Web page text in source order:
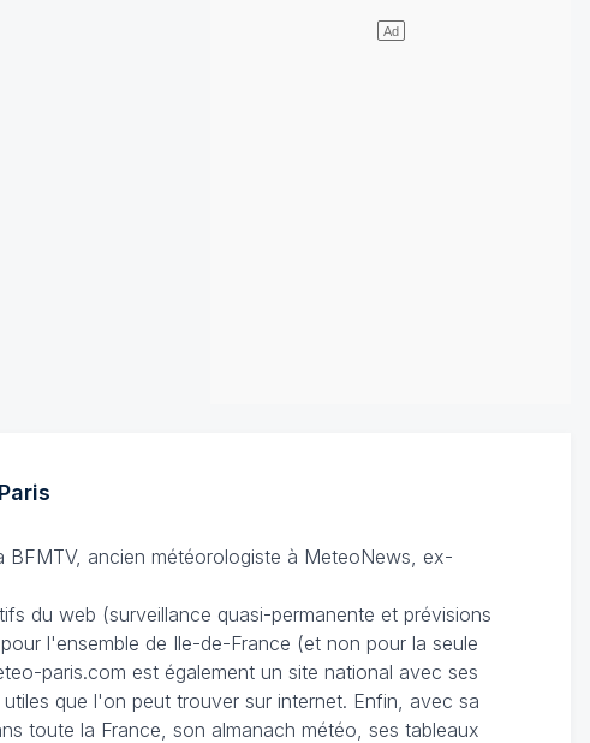
BFMTV, ancien météorologiste à MeteoNews, ex-
du web (surveillance quasi-permanente et prévisions
l'ensemble de Ile-de-France (et non pour la seule
paris.com est également un site national avec ses
que l'on peut trouver sur internet. Enfin, avec sa
toute la France, son almanach météo, ses tableaux